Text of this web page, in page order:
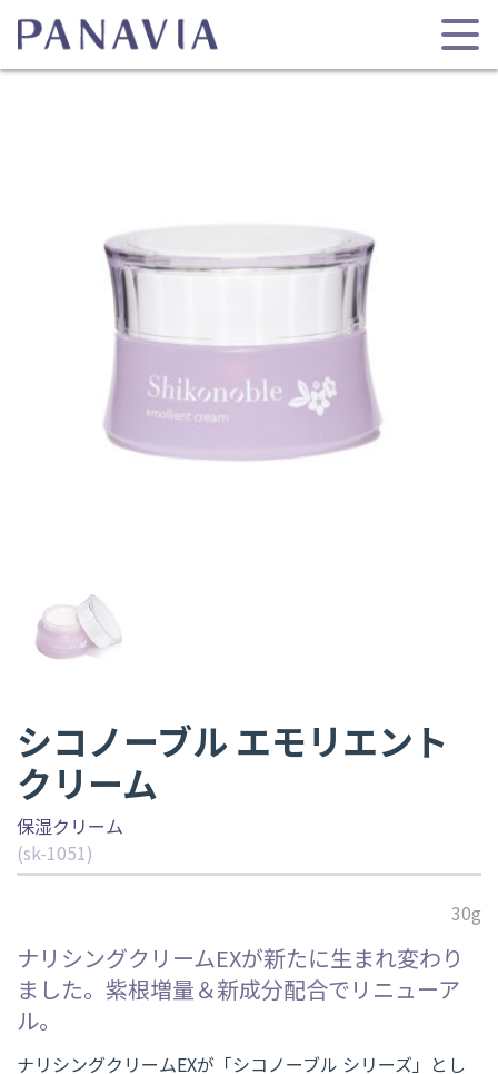
シコノーブル エモリエントクリーム
シコノーブル エモリエント
クリーム
保湿クリーム
(sk-1051)
30g
ナリシングクリームEXが新たに生まれ変わり
ました。紫根増量＆新成分配合でリニューア
ル。
ナリシングクリームEXが「シコノーブル シリーズ」とし